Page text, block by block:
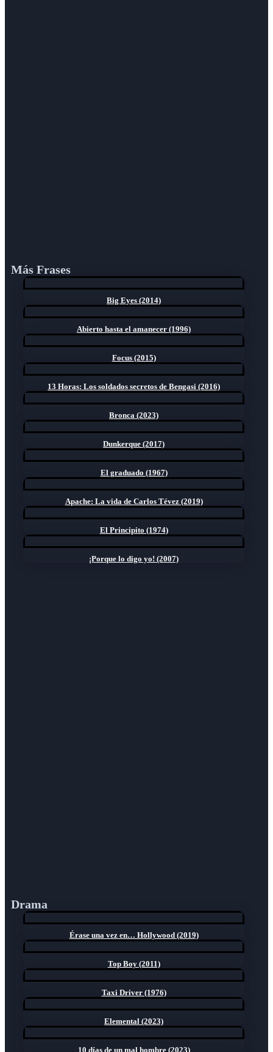
Más Frases
Big Eyes (2014)
Abierto hasta el amanecer (1996)
Focus (2015)
13 Horas: Los soldados secretos de Bengasi (2016)
Bronca (2023)
Dunkerque (2017)
El graduado (1967)
Apache: La vida de Carlos Tévez (2019)
El Principito (1974)
¡Porque lo digo yo! (2007)
Drama
Érase una vez en… Hollywood (2019)
Top Boy (2011)
Taxi Driver (1976)
Elemental (2023)
10 días de un mal hombre (2023)